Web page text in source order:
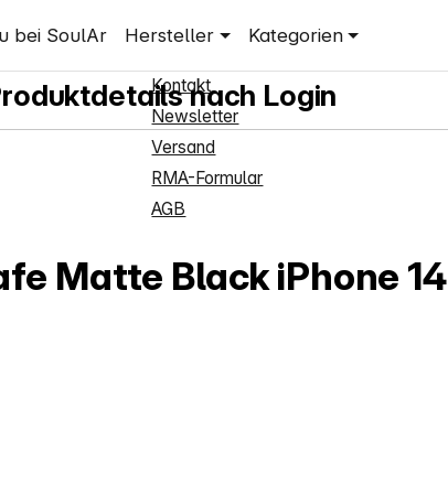
bei SoulAr Hersteller Kategorien
nach Login
Matte Black iPhone 14
Kontakt
Newsletter
Versand
RMA-Formular
AGB